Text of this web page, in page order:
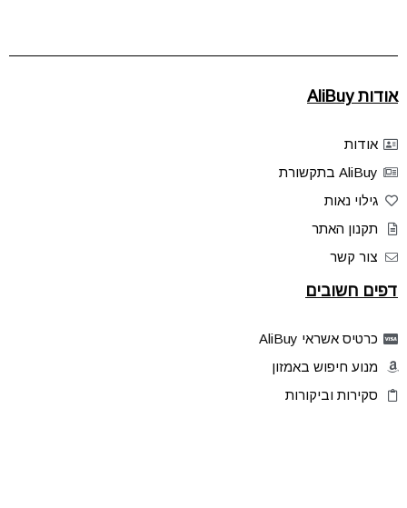
אודות AliBuy
אודות
AliBuy בתקשורת
גילוי נאות
תקנון האתר
צור קשר
דפים חשובים
כרטיס אשראי AliBuy
מנוע חיפוש באמזון
סקירות וביקורות